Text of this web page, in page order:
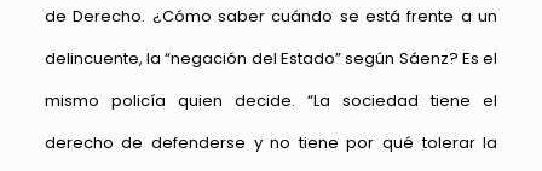
de Derecho. ¿Cómo saber cuándo se está frente a un
delincuente, la “negación del Estado” según Sáenz? Es el
mismo policía quien decide. “La sociedad tiene el
derecho de defenderse y no tiene por qué tolerar la